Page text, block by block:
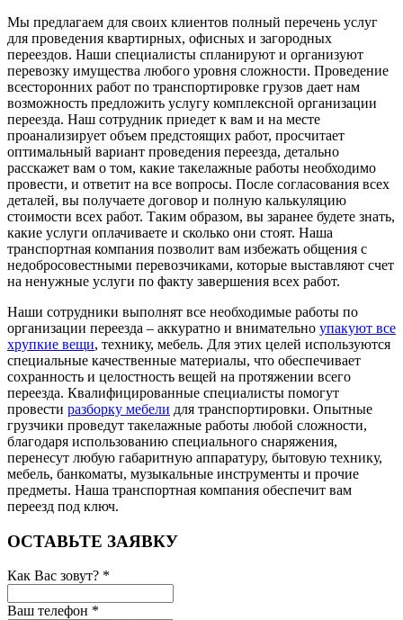
Мы предлагаем для своих клиентов полный перечень услуг
для проведения квартирных, офисных и загородных
переездов. Наши специалисты спланируют и организуют
перевозку имущества любого уровня сложности. Проведение
всесторонних работ по транспортировке грузов дает нам
возможность предложить услугу комплексной организации
переезда. Наш сотрудник приедет к вам и на месте
проанализирует объем предстоящих работ, просчитает
оптимальный вариант проведения переезда, детально
расскажет вам о том, какие такелажные работы необходимо
провести, и ответит на все вопросы. После согласования всех
деталей, вы получаете договор и полную калькуляцию
стоимости всех работ. Таким образом, вы заранее будете знать,
какие услуги оплачиваете и сколько они стоят. Наша
транспортная компания позволит вам избежать общения с
недобросовестными перевозчиками, которые выставляют счет
на ненужные услуги по факту завершения всех работ.
Наши сотрудники выполнят все необходимые работы по
организации переезда – аккуратно и внимательно упакуют все
хрупкие вещи, технику, мебель. Для этих целей используются
специальные качественные материалы, что обеспечивает
сохранность и целостность вещей на протяжении всего
переезда. Квалифицированные специалисты помогут
провести разборку мебели для транспортировки. Опытные
грузчики проведут такелажные работы любой сложности,
благодаря использованию специального снаряжения,
перенесут любую габаритную аппаратуру, бытовую технику,
мебель, банкоматы, музыкальные инструменты и прочие
предметы. Наша транспортная компания обеспечит вам
переезд под ключ.
ОСТАВЬТЕ ЗАЯВКУ
Как Вас зовут? *
Ваш телефон *